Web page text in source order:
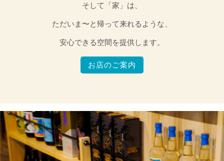
そして「家」は、
ただいま〜と帰って来れるような、
安心できる空間を提供します。
お店のご案内